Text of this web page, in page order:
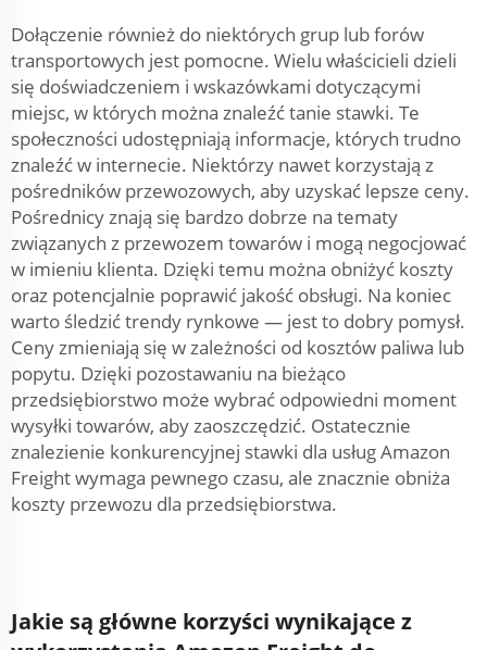
Dołączenie również do niektórych grup lub forów
transportowych jest pomocne. Wielu właścicieli dzieli
się doświadczeniem i wskazówkami dotyczącymi
miejsc, w których można znaleźć tanie stawki. Te
społeczności udostępniają informacje, których trudno
znaleźć w internecie. Niektórzy nawet korzystają z
pośredników przewozowych, aby uzyskać lepsze ceny.
Pośrednicy znają się bardzo dobrze na tematy
związanych z przewozem towarów i mogą negocjować
w imieniu klienta. Dzięki temu można obniżyć koszty
oraz potencjalnie poprawić jakość obsługi. Na koniec
warto śledzić trendy rynkowe — jest to dobry pomysł.
Ceny zmieniają się w zależności od kosztów paliwa lub
popytu. Dzięki pozostawaniu na bieżąco
przedsiębiorstwo może wybrać odpowiedni moment
wysyłki towarów, aby zaoszczędzić. Ostatecznie
znalezienie konkurencyjnej stawki dla usług Amazon
Freight wymaga pewnego czasu, ale znacznie obniża
koszty przewozu dla przedsiębiorstwa.
Jakie są główne korzyści wynikające z